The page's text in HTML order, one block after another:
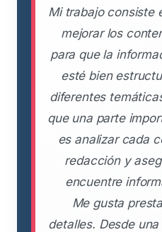
Mi trabajo consiste
mejorar los
para que la
esté bien
diferentes
que una parte
es analizar cada
redacción y
encuentre
Me gusta
detalles. Desde